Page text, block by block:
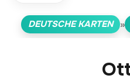
DEUTSCHE KARTEN »